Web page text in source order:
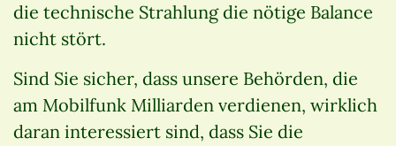
die technische Strahlung die nötige Balance
nicht stört.
Sind Sie sicher, dass unsere Behörden, die
am Mobilfunk Milliarden verdienen, wirklich
daran interessiert sind, dass Sie die